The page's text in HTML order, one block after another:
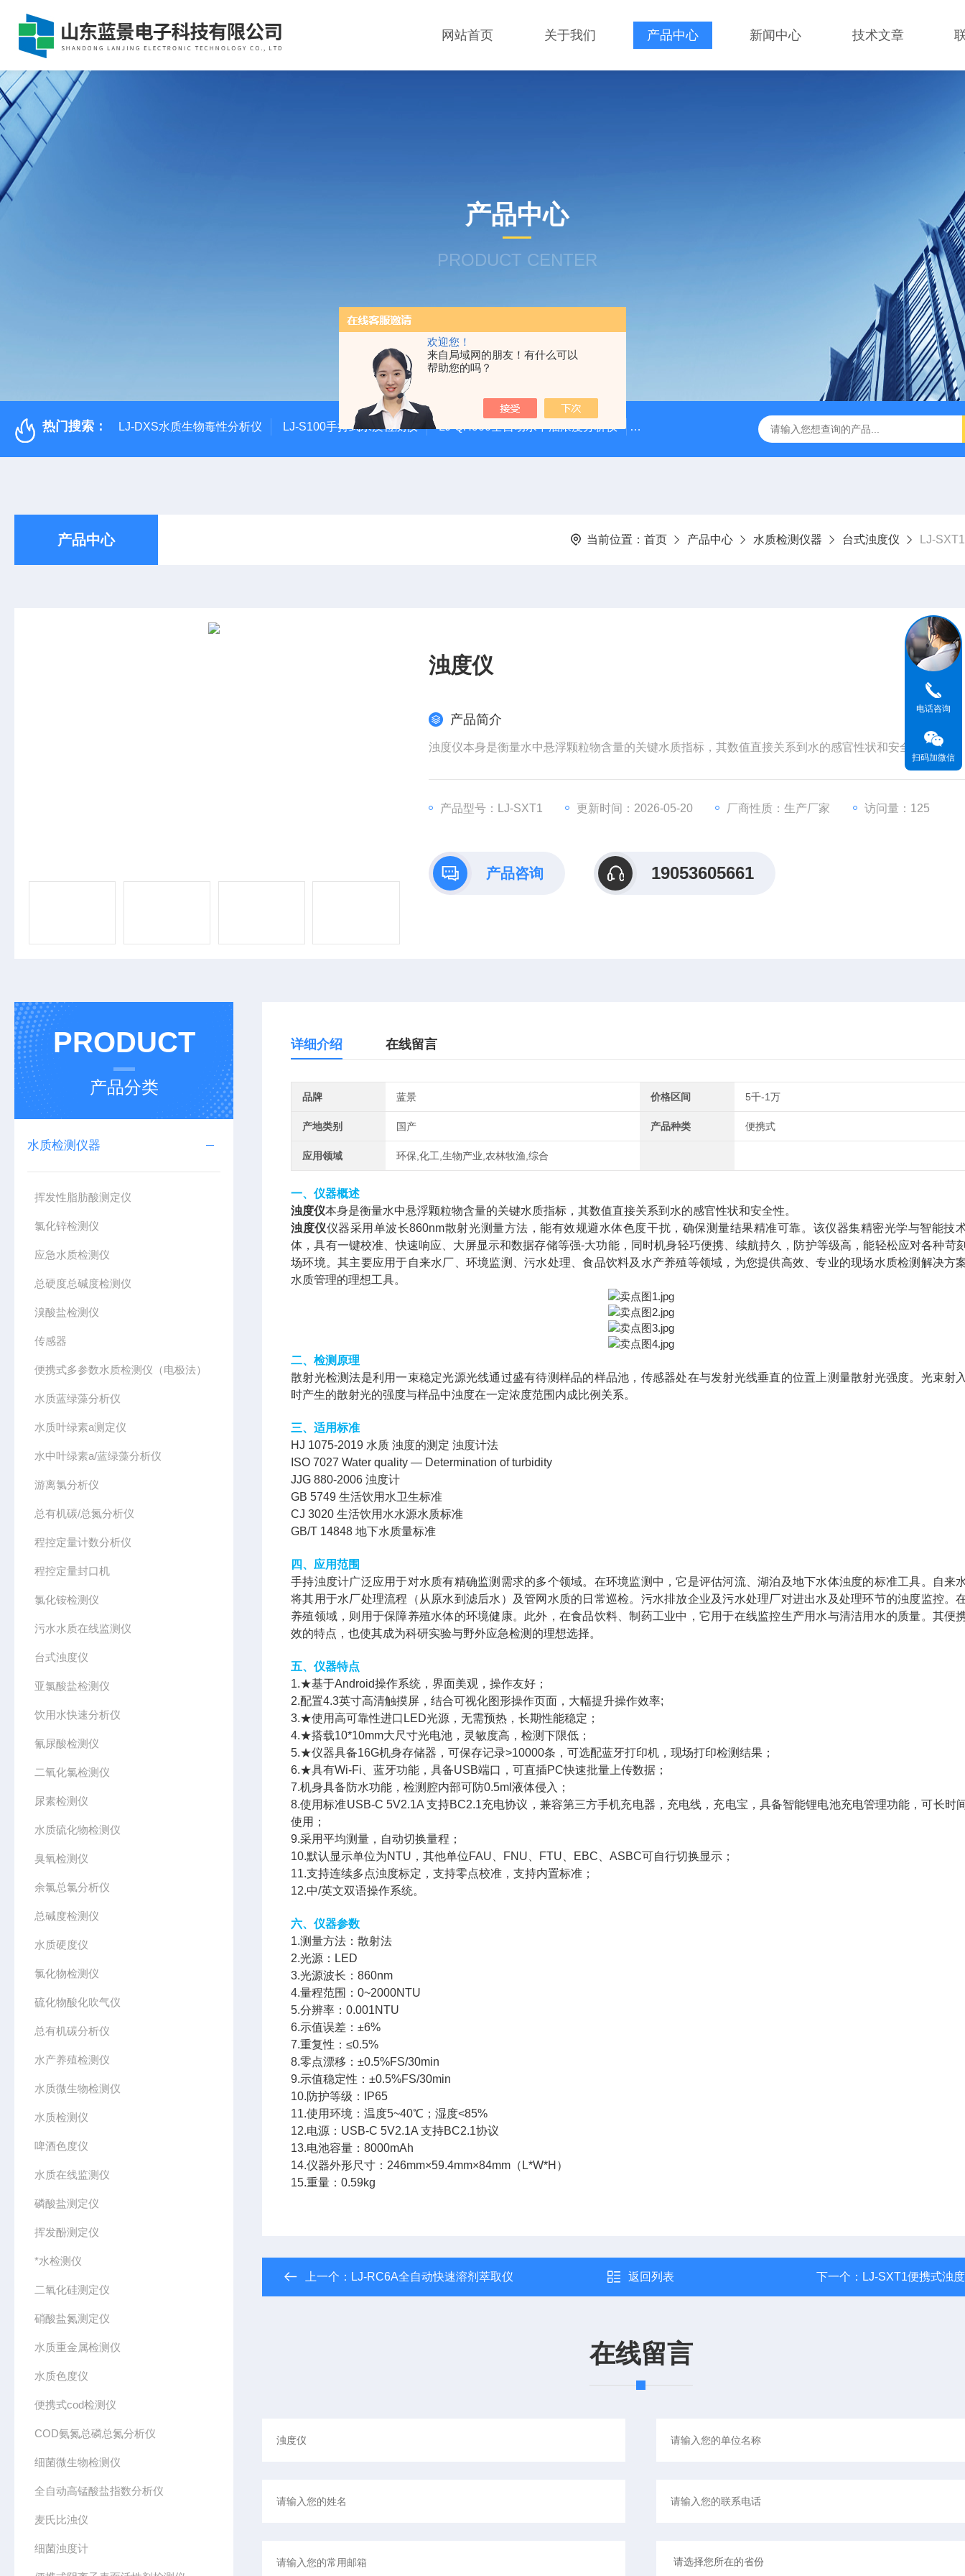
欢迎您！
来自局域网的朋友！有什么可以
帮助您的吗？
网站首页 关于我们 产品中心 新闻中心 技术文章
产品中心
PRODUCT CENTER
热门搜索： LJ-DXS水质生物毒性分析仪 LJ-S100手持式水质检测仪 LJ-QH900全自动水中油浓度分析仪 LJ-HC500水中油浓度分析仪 LJ-S104手持式水质总磷总氮检
产品中心 当前位置： 首页 产品中心 水质检测仪器 台式浊度仪 LJ-
浊度仪
产品简介
浊度仪本身是衡量水中悬浮颗粒物含量的关键水质指标，其数值直接关系到水的感官性状和安全性。
产品型号：LJ-SXT1 更新时间：2026-05-20 厂商性质：生产厂家 访问量：125
产品咨询 19053605661
PRODUCT
产品分类
水质检测仪器
挥发性脂肪酸测定仪
氯化锌检测仪
应急水质检测仪
总硬度总碱度检测仪
溴酸盐检测仪
传感器
便携式多参数水质检测仪（电极法）
水质蓝绿藻分析仪
水质叶绿素a测定仪
水中叶绿素a/蓝绿藻分析仪
游离氯分析仪
总有机碳/总氮分析仪
程控定量计数分析仪
程控定量封口机
氯化铵检测仪
污水水质在线监测仪
台式浊度仪
亚氯酸盐检测仪
饮用水快速分析仪
氰尿酸检测仪
二氧化氯检测仪
尿素检测仪
水质硫化物检测仪
臭氧检测仪
余氯总氯分析仪
总碱度检测仪
水质硬度仪
氯化物检测仪
硫化物酸化吹气仪
总有机碳分析仪
水产养殖检测仪
水质微生物检测仪
水质检测仪
啤酒色度仪
水质在线监测仪
磷酸盐测定仪
挥发酚测定仪
*水检测仪
二氧化硅测定仪
硝酸盐氮测定仪
水质重金属检测仪
水质色度仪
便携式cod检测仪
COD氨氮总磷总氮分析仪
细菌微生物检测仪
全自动高锰酸盐指数分析仪
麦氏比浊仪
细菌浊度计
详细介绍 在线留言
品牌 蓝景 价格区间 5千-1万
产地类别 国产 产品种类 便携式
应用领域 环保,化工,生物产业,农林牧渔,综合
一、仪器概述
浊度仪本身是衡量水中悬浮颗粒物含量的关键水质指标，其数值直接关系到水的感官性状和安全性。
浊度仪仪器采用单波长860nm散射光测量方法，能有效规避水体色度干扰，确保测量结果精准可靠。该仪器集精密光学与智能技
体，具有一键校准、快速响应、大屏显示和数据存储等强-大功能，同时机身轻巧便携、续航持久，防护等级高，能轻松应对各种苛
场环境。其主要应用于自来水厂、环境监测、污水处理、食品饮料及水产养殖等领域，为您提供高效、专业的现场水质检测解决方
水质管理的理想工具。
二、检测原理
散射光检测法是利用一束稳定光源光线通过盛有待测样品的样品池，传感器处在与发射光线垂直的位置上测量散射光强度。光束射
时产生的散射光的强度与样品中浊度在一定浓度范围内成比例关系。
三、适用标准
HJ 1075-2019 水质 浊度的测定 浊度计法
ISO 7027 Water quality — Determination of turbidity
JJG 880-2006 浊度计
GB 5749 生活饮用水卫生标准
CJ 3020 生活饮用水水源水质标准
GB/T 14848 地下水质量标准
四、应用范围
手持浊度计广泛应用于对水质有精确监测需求的多个领域。在环境监测中，它是评估河流、湖泊及地下水体浊度的标准工具。自来
将其用于水厂处理流程（从原水到滤后水）及管网水质的日常巡检。污水排放企业及污水处理厂对进出水及处理环节的浊度监控。
养殖领域，则用于保障养殖水体的环境健康。此外，在食品饮料、制药工业中，它用于在线监控生产用水与清洁用水的质量。其便
效的特点，也使其成为科研实验与野外应急检测的理想选择。
五、仪器特点
1.★基于Android操作系统，界面美观，操作友好；
2.配置4.3英寸高清触摸屏，结合可视化图形操作页面，大幅提升操作效率;
3.★使用高可靠性进口LED光源，无需预热，长期性能稳定；
4.★搭载10*10mm大尺寸光电池，灵敏度高，检测下限低；
5.★仪器具备16G机身存储器，可保存记录>10000条，可选配蓝牙打印机，现场打印检测结果；
6.★具有Wi-Fi、蓝牙功能，具备USB端口，可直插PC快速批量上传数据；
7.机身具备防水功能，检测腔内部可防0.5ml液体侵入；
8.使用标准USB-C 5V2.1A 支持BC2.1充电协议，兼容第三方手机充电器，充电线，充电宝，具备智能锂电池充电管理功能，可长时
使用；
9.采用平均测量，自动切换量程；
10.默认显示单位为NTU，其他单位FAU、FNU、FTU、EBC、ASBC可自行切换显示；
11.支持连续多点浊度标定，支持零点校准，支持内置标准；
12.中/英文双语操作系统。
六、仪器参数
1.测量方法：散射法
2.光源：LED
3.光源波长：860nm
4.量程范围：0~2000NTU
5.分辨率：0.001NTU
6.示值误差：±6%
7.重复性：≤0.5%
8.零点漂移：±0.5%FS/30min
9.示值稳定性：±0.5%FS/30min
10.防护等级：IP65
11.使用环境：温度5~40℃；湿度<85%
12.电源：USB-C 5V2.1A 支持BC2.1协议
13.电池容量：8000mAh
14.仪器外形尺寸：246mm×59.4mm×84mm（L*W*H）
15.重量：0.59kg
上一个： LJ-RC6A全自动快速溶剂萃取仪 返回列表 下一个： LJ-SXT1便携式浊
在线留言
电话咨询
扫码加微信